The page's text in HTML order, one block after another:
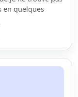
en quelques